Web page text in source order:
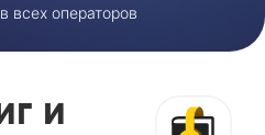
всех операторов
и